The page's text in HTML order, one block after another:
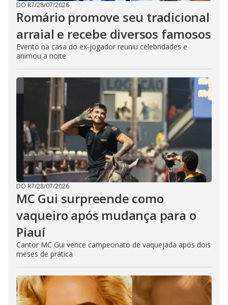
DO R7/28/07/2026
Romário promove seu tradicional
arraial e recebe diversos famosos
Evento na casa do ex-jogador reuniu celebridades e
animou a noite
DO R7/28/07/2026
MC Gui surpreende como
vaqueiro após mudança para o
Piauí
Cantor MC Gui vence campeonato de vaquejada após dois
meses de prática